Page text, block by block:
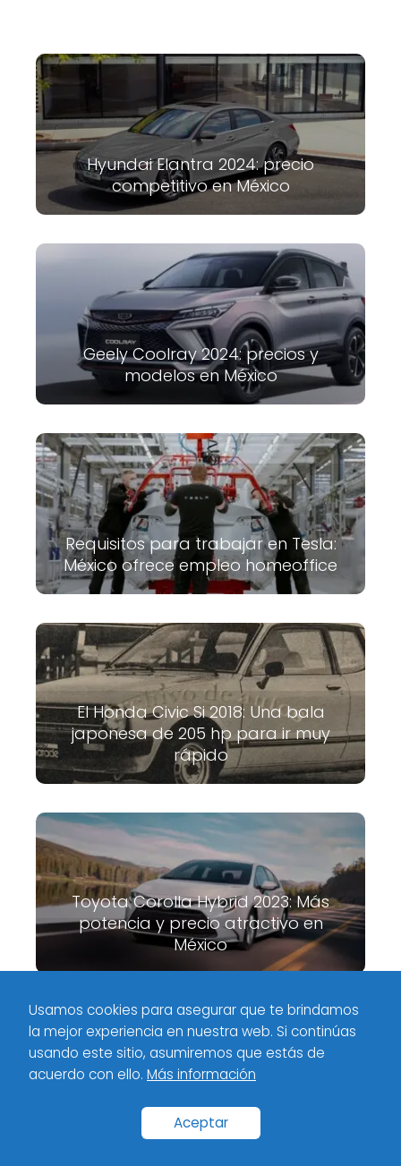
Hyundai Elantra 2024: precio
competitivo en México
Geely Coolray 2024: precios y
modelos en México
Requisitos para trabajar en Tesla:
México ofrece empleo homeoffice
El Honda Civic Si 2018: Una bala
japonesa de 205 hp para ir muy
rápido
Toyota Corolla Hybrid 2023: Más
potencia y precio atractivo en
México
Meximotores Industria
Mercedes-Maybach GLS 600: lujo
exótico en México
Políticas de privacidad
Usamos cookies para asegurar que te brindamos
la mejor experiencia en nuestra web. Si continúas
usando este sitio, asumiremos que estás de
acuerdo con ello. Más información
Aceptar